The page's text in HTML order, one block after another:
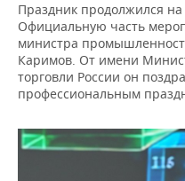
Праздник продолжился
Официальную часть
министра
Каримов. От имени
торговли России он
профессиональным